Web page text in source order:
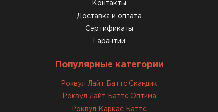
Контакты
Доставка и оплата
Сертификаты
Гарантии
Популярные категории
Роквул Лайт Баттс Скандик
Роквул Лайт Баттс Оптима
Роквул Каркас Баттс